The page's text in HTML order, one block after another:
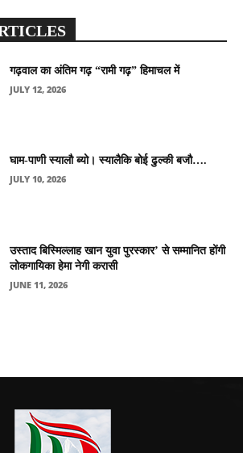
गढ़वाल का अंतिम गढ़ “रामी गढ़” हिमाचल में
JULY 12, 2026
घाम-पाणी स्यालौ ब्यो। स्यालैकि बोई ढुल्की बजौ….
JULY 10, 2026
उस्ताद बिस्मिल्लाह खान युवा पुरस्कार’ से सम्मानित होंगी
लोकगायिका हेमा नेगी करासी
JUNE 11, 2026